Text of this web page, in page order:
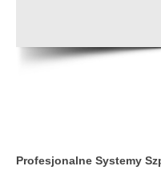
Profesjonalne Systemy